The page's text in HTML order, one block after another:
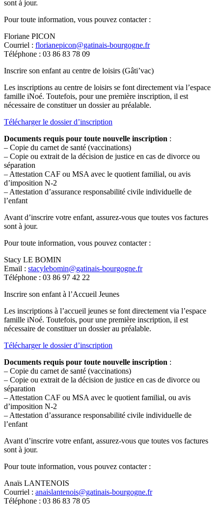
sont à jour.
Pour toute information, vous pouvez contacter :
Floriane PICON
Courriel : florianepicon@gatinais-bourgogne.fr
Téléphone : 03 86 83 78 09
Inscrire son enfant au centre de loisirs (Gâti’vac)
Les inscriptions au centre de loisirs se font directement via l’espace
famille iNoé. Toutefois, pour une première inscription, il est
nécessaire de constituer un dossier au préalable.
Télécharger le dossier d’inscription
Documents requis pour toute nouvelle inscription :
– Copie du carnet de santé (vaccinations)
– Copie ou extrait de la décision de justice en cas de divorce ou
séparation
– Attestation CAF ou MSA avec le quotient familial, ou avis
d’imposition N-2
– Attestation d’assurance responsabilité civile individuelle de
l’enfant
Avant d’inscrire votre enfant, assurez-vous que toutes vos factures
sont à jour.
Pour toute information, vous pouvez contacter :
Stacy LE BOMIN
Email : stacylebomin@gatinais-bourgogne.fr
Téléphone : 03 86 97 42 22
Inscrire son enfant à l’Accueil Jeunes
Les inscriptions à l’accueil jeunes se font directement via l’espace
famille iNoé. Toutefois, pour une première inscription, il est
nécessaire de constituer un dossier au préalable.
Télécharger le dossier d’inscription
Documents requis pour toute nouvelle inscription :
– Copie du carnet de santé (vaccinations)
– Copie ou extrait de la décision de justice en cas de divorce ou
séparation
– Attestation CAF ou MSA avec le quotient familial, ou avis
d’imposition N-2
– Attestation d’assurance responsabilité civile individuelle de
l’enfant
Avant d’inscrire votre enfant, assurez-vous que toutes vos factures
sont à jour.
Pour toute information, vous pouvez contacter :
Anaïs LANTENOIS
Courriel : anaislantenois@gatinais-bourgogne.fr
Téléphone : 03 86 83 78 05